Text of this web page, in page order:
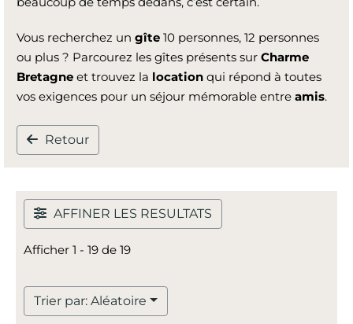
Vous recherchez un gîte 10 personnes, 12 personnes
ou plus ? Parcourez les gîtes présents sur Charme
Bretagne et trouvez la location qui répond à toutes
vos exigences pour un séjour mémorable entre amis.
Retour
AFFINER LES RESULTATS
Afficher 1 - 19 de 19
Trier par: Aléatoire